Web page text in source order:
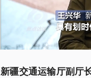
新疆交通运输厅副厅